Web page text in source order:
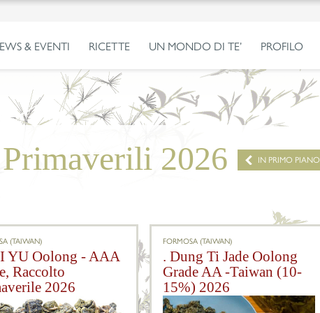
& EVENTI RICETTE UN MONDO DI TE’ PROFILO
IN PRIMO PIANO
2026
(TAIWAN)
YU Oolong - AAA
Raccolto
2026
FORMOSA (TAIWAN)
. Dung Ti Jade Oolong
Grade AA -Taiwan (10-
15%) 2026